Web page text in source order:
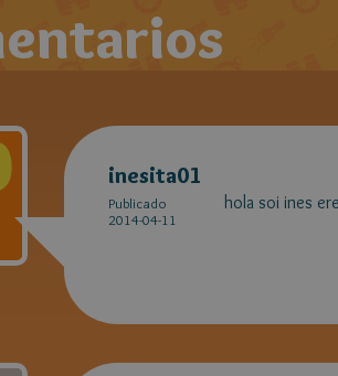
inesita01
Publicado
2014-04-11
hola soi ines